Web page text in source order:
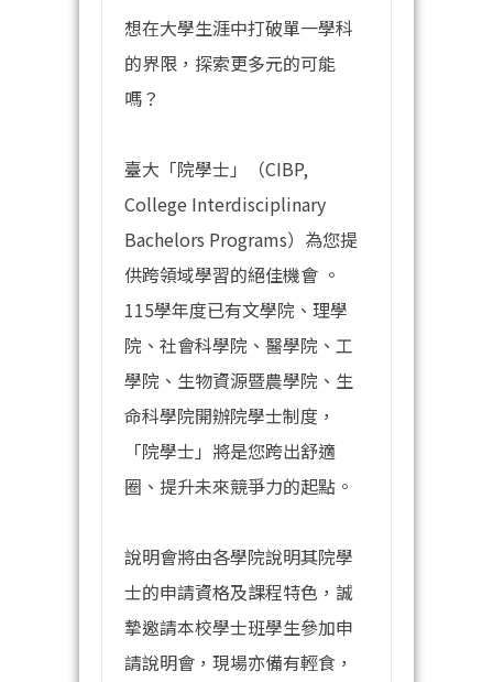
想在大學生涯中打破單一學科
的界限，探索更多元的可能
嗎？
臺大「院學士」（CIBP,
College Interdisciplinary
Bachelors Programs）為您提
供跨領域學習的絕佳機會 。
115學年度已有文學院、理學
院、社會科學院、醫學院、工
學院、生物資源暨農學院、生
命科學院開辦院學士制度，
「院學士」將是您跨出舒適
圈、提升未來競爭力的起點。
說明會將由各學院說明其院學
士的申請資格及課程特色，誠
摯邀請本校學士班學生參加申
請說明會，現場亦備有輕食，